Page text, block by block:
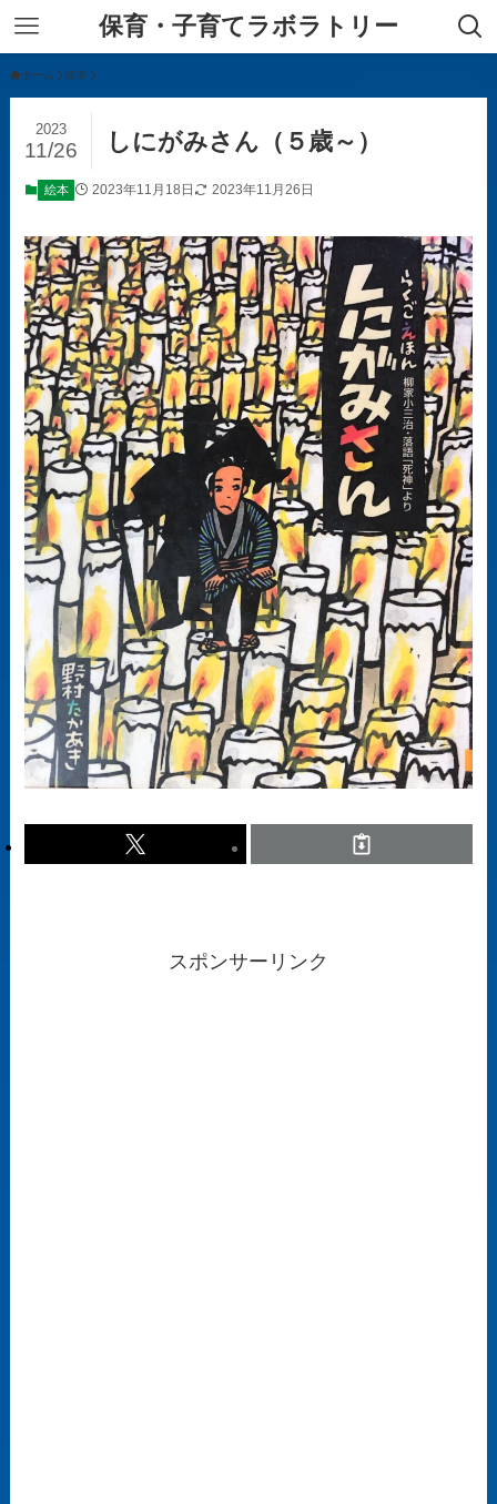
保育・子育てラボラトリー
ホーム 絵本
しにがみさん（５歳～）
2023
11/26
絵本 2023年11月18日 2023年11月26日
スポンサーリンク